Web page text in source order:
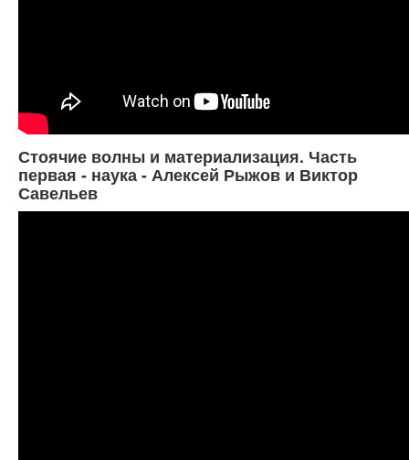
Стоячие волны и материализация. Часть
первая - наука - Алексей Рыжов и Виктор
Савельев